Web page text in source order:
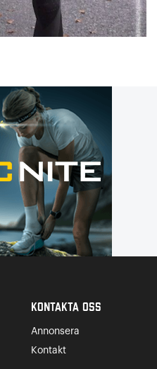
Kontakta Oss
Annonsera
Kontakt